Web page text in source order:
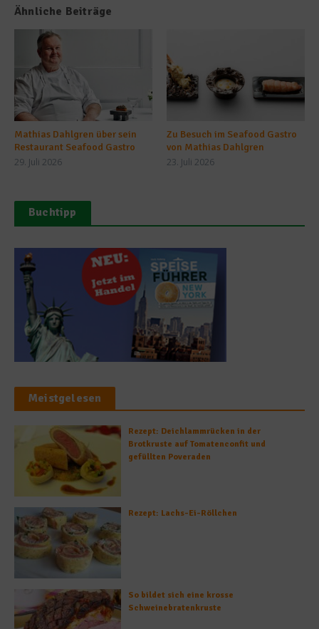
Ähnliche Beiträge
Mathias Dahlgren über sein
Restaurant Seafood Gastro
29. Juli 2026
Zu Besuch im Seafood Gastro
von Mathias Dahlgren
23. Juli 2026
Buchtipp
Meistgelesen
Rezept: Deichlammrücken in der
Brotkruste auf Tomatenconfit und
gefüllten Poveraden
Rezept: Lachs-Ei-Röllchen
So bildet sich eine krosse
Schweinebratenkruste